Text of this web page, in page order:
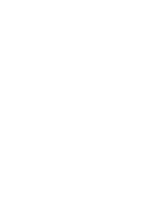
Сведения об
Сведения об